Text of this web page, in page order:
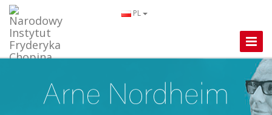
PL
Toggle